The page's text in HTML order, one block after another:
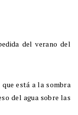
del verano del
está a la sombra
del agua sobre las